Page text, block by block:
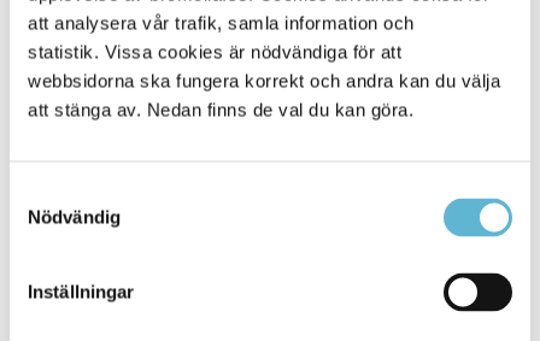
att analysera vår trafik, samla information och
statistik. Vissa cookies är nödvändiga för att
webbsidorna ska fungera korrekt och andra kan du välja
att stänga av. Nedan finns de val du kan göra.
Nödvändig
Inställningar
Allvarliga konsekvenser för samhället.
Allvarliga skador på egendom och miljö
Störningar i samhällsfunktioner